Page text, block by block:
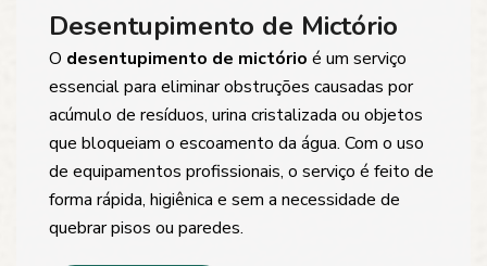
Desentupimento de Mictório
O desentupimento de mictório é um serviço
essencial para eliminar obstruções causadas por
acúmulo de resíduos, urina cristalizada ou objetos
que bloqueiam o escoamento da água. Com o uso
de equipamentos profissionais, o serviço é feito de
forma rápida, higiênica e sem a necessidade de
quebrar pisos ou paredes.